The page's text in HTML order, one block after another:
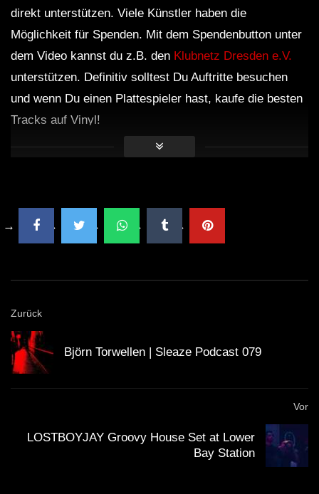
direkt unterstützen. Viele Künstler haben die
Möglichkeit für Spenden. Mit dem Spendenbutton unter
dem Video kannst du z.B. den Klubnetz Dresden e.V.
unterstützen. Definitiv solltest Du Auftritte besuchen
und wenn Du einen Plattespieler hast, kaufe die besten
Tracks auf Vinyl!
Zurück
Björn Torwellen | Sleaze Podcast 079
Vor
LOSTBOYJAY Groovy House Set at Lower
Bay Station